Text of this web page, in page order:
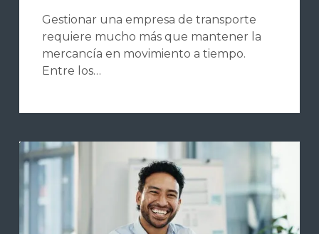
Gestionar una empresa de transporte
requiere mucho más que mantener la
mercancía en movimiento a tiempo.
Entre los…